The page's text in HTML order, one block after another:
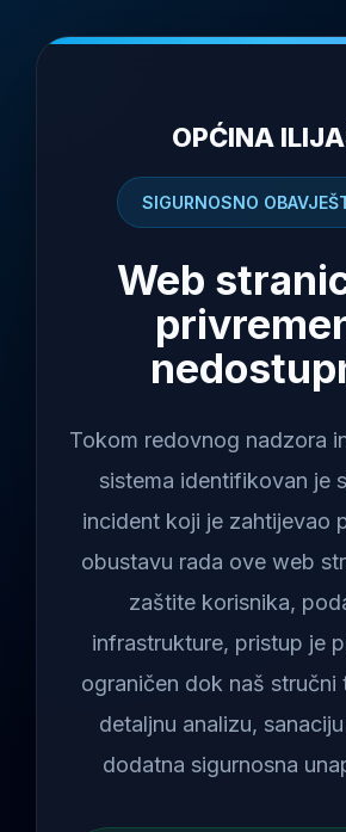
OPĆINA
SIGURNOSNO
Web
Tokom redovnog nadzora
sistema identifikovan je
incident koji je zahtijevao
obustavu rada ove web
zaštite korisnika,
infrastrukture, pristup je
ograničen dok naš stručni
detaljnu analizu,
dodatna sigurnosna